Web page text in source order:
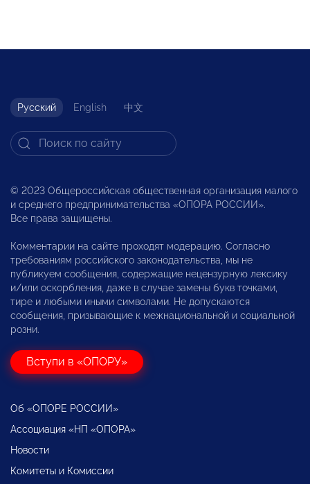
Русский English 中文
© 2023 Общероссийская общественная организация малого
и среднего предпринимательства «ОПОРА РОССИИ».
Все права защищены.
Комментарии на сайте проходят модерацию. Согласно
требованиям российского законодательства, мы не
публикуем сообщения, содержащие нецензурную лексику
и/или оскорбления, даже в случае замены букв точками,
тире и любыми иными символами. Не допускаются
сообщения, призывающие к межнациональной и социальной
розни.
Вступи в «ОПОРУ»
Об «ОПОРЕ РОССИИ»
Ассоциация «НП «ОПОРА»
Новости
Комитеты и Комиссии